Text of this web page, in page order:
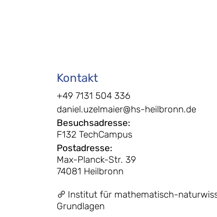
Kontakt
+49 7131 504 336
daniel.uzelmaier@hs-heilbronn.de
Besuchsadresse:
F132 TechCampus
Postadresse:
Max-Planck-Str. 39
74081 Heilbronn
Institut für mathematisch-
Grundlagen